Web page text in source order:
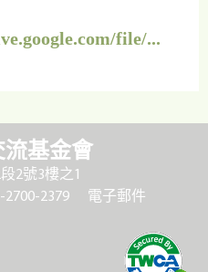
file/...
基金會
2號3樓之1
2379
電子郵件